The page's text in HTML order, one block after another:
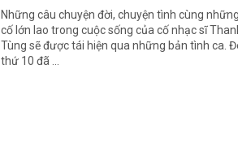
Những câu chuyện đời, chuyện tình cùng
cố lớn lao trong cuộc sống của cố nhạc sĩ
Tùng sẽ được tái hiện qua những bản tình ca.
thứ 10 đã ...